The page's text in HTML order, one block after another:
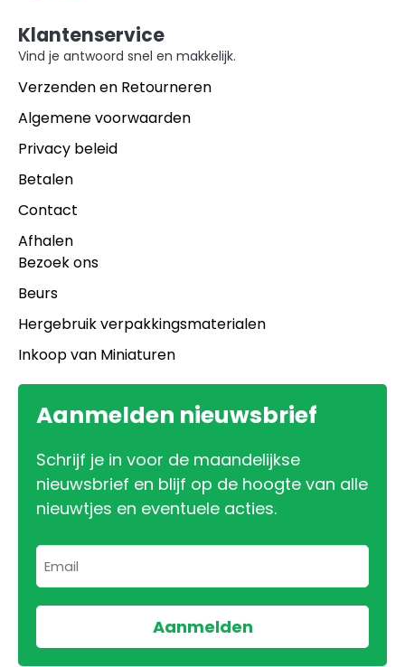
Klantenservice
Vind je antwoord snel en makkelijk.
Verzenden en Retourneren
Algemene voorwaarden
Privacy beleid
Betalen
Contact
Afhalen
Bezoek ons
Beurs
Hergebruik verpakkingsmaterialen
Inkoop van Miniaturen
Aanmelden nieuwsbrief
Schrijf je in voor de maandelijkse
nieuwsbrief en blijf op de hoogte van alle
nieuwtjes en eventuele acties.